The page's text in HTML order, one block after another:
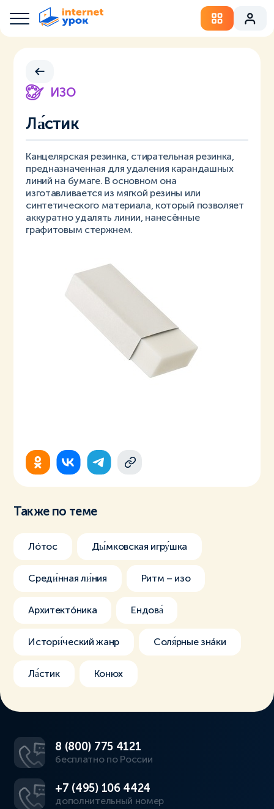
ИЗО
Ла́стик
Канцелярская резинка, стирательная резинка,
предназначенная для удаления карандашных
линий на бумаге. В основном она
изготавливается из мягкой резины или
синтетического материала, который позволяет
аккуратно удалять линии, нанесённые
графитовым стержнем.
Также по теме
Лóтос Ды́мковская игру́шка
Среди́нная ли́ния Ритм – изо
Архитектóника Ендова́
Истори́ческий жанр Соля́рные знáки
Ла́стик Конюх
8 (800) 775 4121
бесплатно по России
+7 (495) 106 4424
дополнительный номер